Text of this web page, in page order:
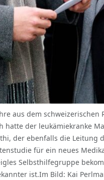
aus dem
der leukämiekranke
der ebenfalls die Leitung
für ein neues
Selbsthilfegruppe
ist.Im Bild: Kai